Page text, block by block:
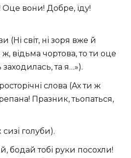
вони! Добре, їду!
(Ні світ, ні зоря вже й
відьма чортова, то ти оце
та я…»).
слова (Ах ти ж
Празник, тьопаться,
голуби).
бодай тобі руки посохли!